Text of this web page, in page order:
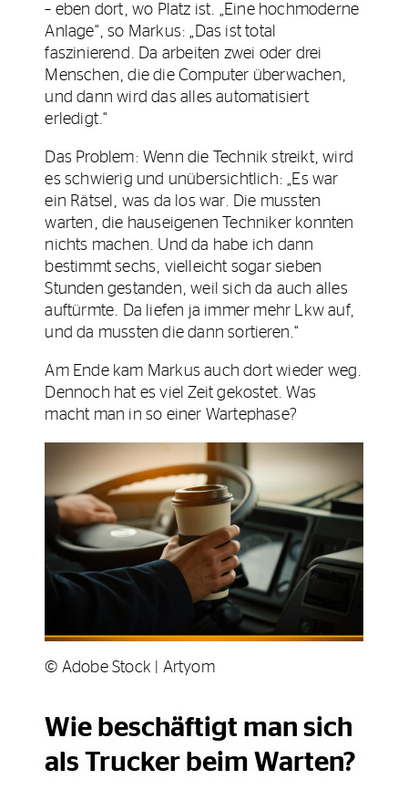
– eben dort, wo Platz ist. „Eine hochmoderne
Anlage“, so Markus: „Das ist total
faszinierend. Da arbeiten zwei oder drei
Menschen, die die Computer überwachen,
und dann wird das alles automatisiert
erledigt.“
Das Problem: Wenn die Technik streikt, wird
es schwierig und unübersichtlich: „Es war
ein Rätsel, was da los war. Die mussten
warten, die hauseigenen Techniker konnten
nichts machen. Und da habe ich dann
bestimmt sechs, vielleicht sogar sieben
Stunden gestanden, weil sich da auch alles
auftürmte. Da liefen ja immer mehr Lkw auf,
und da mussten die dann sortieren.“
Am Ende kam Markus auch dort wieder weg.
Dennoch hat es viel Zeit gekostet. Was
macht man in so einer Wartephase?
© Adobe Stock | Artyom
Wie beschäftigt man sich
als Trucker beim Warten?